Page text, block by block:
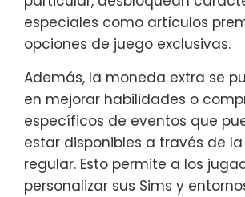
especiales como artículos
opciones de juego exclusivas.
Además, la moneda extra se
en mejorar habilidades o
específicos de eventos que
estar disponibles a través de
regular. Esto permite a los
personalizar sus Sims y